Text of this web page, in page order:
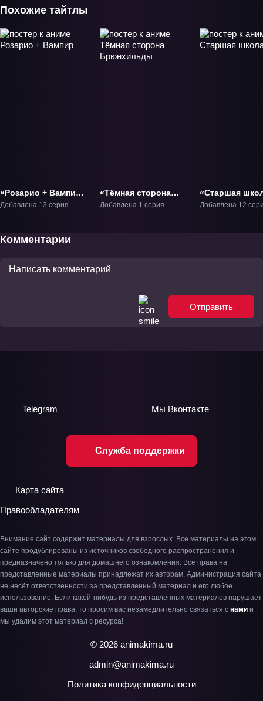
Похожие тайтлы
«Розарио + Вампир»
ТВ-1
Добавлена 13 серия
«Тёмная сторона
Брюнхильды» ОВА-1
Добавлена 1 серия
«Старшая
DxD» ТВ-1
Добавлена 12
Комментарии
Отправить
Служба поддержки
Telegram Мы Вконтакте
Карта сайта
Правообладателям
Внимание сайт содержит материалы для взрослых. Все материалы на этом
сайте продублированы из источников свободного распространения и
предназначено только для домашнего ознакомления. Все права на
представленные материалы принадлежат их авторам. Администрация сайта
не несёт ответственности за представленный материал и его любое
использование. Если какой-нибудь из представленных материалов нарушает
ваши авторские права, то просим вас незамедлительно связаться с нами и
мы удалим этот материал с ресурса!
© 2026 animakima.ru
admin@animakima.ru
Политика конфиденциальности